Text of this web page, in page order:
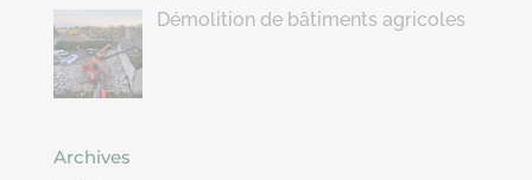
Démolition de bâtiments agricoles
Archives